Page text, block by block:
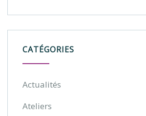
CATÉGORIES
Actualités
Ateliers